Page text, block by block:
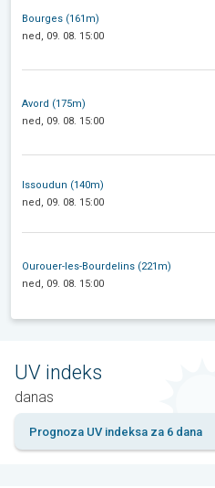
Bourges (161m)
ned, 09. 08. 15:00
Avord (175m)
ned, 09. 08. 15:00
Issoudun (140m)
ned, 09. 08. 15:00
Ourouer-les-Bourdelins (221m)
ned, 09. 08. 15:00
UV indeks
danas
Prognoza UV indeksa za 6 dana